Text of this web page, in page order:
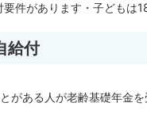
件があります・子どもは
給付
がある人が老齢基礎年金